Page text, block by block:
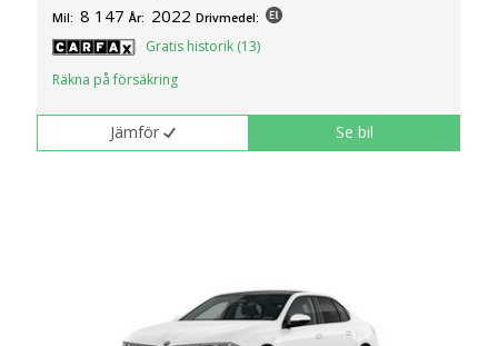
Mil: 8 147 År: 2022 Drivmedel:
Gratis historik (13)
Räkna på försäkring
Jämför Se bil